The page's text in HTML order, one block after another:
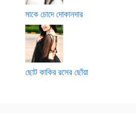
মাকে চোদে দোকানদার
ছোট কাকির রসের ছোঁয়া